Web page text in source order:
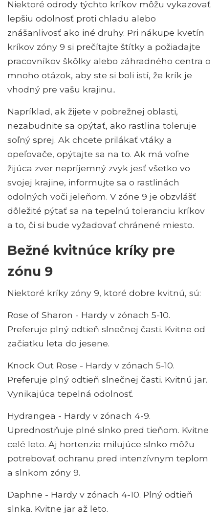
Niektoré odrody týchto kríkov môžu vykazovať
lepšiu odolnosť proti chladu alebo
znášanlivosť ako iné druhy. Pri nákupe kvetín
kríkov zóny 9 si prečítajte štítky a požiadajte
pracovníkov škôlky alebo záhradného centra o
mnoho otázok, aby ste si boli istí, že krík je
vhodný pre vašu krajinu..
Napríklad, ak žijete v pobrežnej oblasti,
nezabudnite sa opýtať, ako rastlina toleruje
soľný sprej. Ak chcete prilákať vtáky a
opeľovače, opýtajte sa na to. Ak má voľne
žijúca zver nepríjemný zvyk jesť všetko vo
svojej krajine, informujte sa o rastlinách
odolných voči jeleňom. V zóne 9 je obzvlášť
dôležité pýtať sa na tepelnú toleranciu kríkov
a to, či si bude vyžadovať chránené miesto.
Bežné kvitnúce kríky pre
zónu 9
Niektoré kríky zóny 9, ktoré dobre kvitnú, sú:
Rose of Sharon - Hardy v zónach 5-10.
Preferuje plný odtieň slnečnej časti. Kvitne od
začiatku leta do jesene.
Knock Out Rose - Hardy v zónach 5-10.
Preferuje plný odtieň slnečnej časti. Kvitnú jar.
Vynikajúca tepelná odolnosť.
Hydrangea - Hardy v zónach 4-9.
Uprednostňuje plné slnko pred tieňom. Kvitne
celé leto. Aj hortenzie milujúce slnko môžu
potrebovať ochranu pred intenzívnym teplom
a slnkom zóny 9.
Daphne - Hardy v zónach 4-10. Plný odtieň
slnka. Kvitne jar až leto.